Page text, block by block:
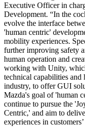
Executive Officer in
Development. “In the
evolve the interface
'human centric'
mobility experiences.
further improving safety
human operation and
working with Unity,
technical capabilities
industry, to offer GUI
Mazda's goal of 'human
continue to pursue the
Centric,' and aim to
experiences in